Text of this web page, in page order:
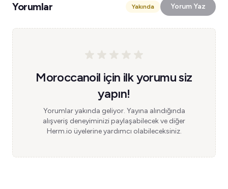
Yorumlar Yakında Yorum Yaz
Moroccanoil için ilk yorumu siz
yapın!
Yorumlar yakında geliyor. Yayına alındığında
alışveriş deneyiminizi paylaşabilecek ve diğer
Herm.io üyelerine yardımcı olabileceksiniz.